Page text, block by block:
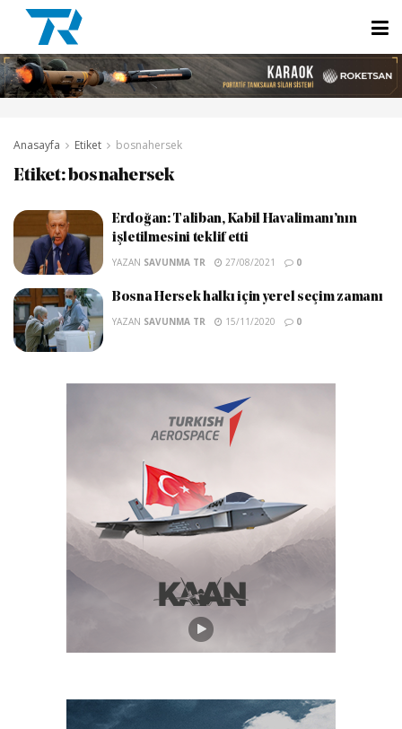
Anasayfa Etiket bosnahersek
Etiket: bosnahersek
Erdoğan: Taliban, Kabil Havalimanı’nın
işletilmesini teklif etti
YAZAN SAVUNMA TR 27/08/2021 0
Bosna Hersek halkı için yerel seçim zamanı
YAZAN SAVUNMA TR 15/11/2020 0